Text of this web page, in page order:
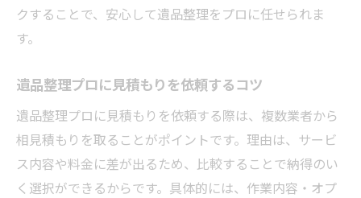
クすることで、安心して遺品整理をプロに任せられま
す。
遺品整理プロに見積もりを依頼するコツ
遺品整理プロに見積もりを依頼する際は、複数業者から
相見積もりを取ることがポイントです。理由は、サービ
ス内容や料金に差が出るため、比較することで納得のい
く選択ができるからです。具体的には、作業内容・オプ